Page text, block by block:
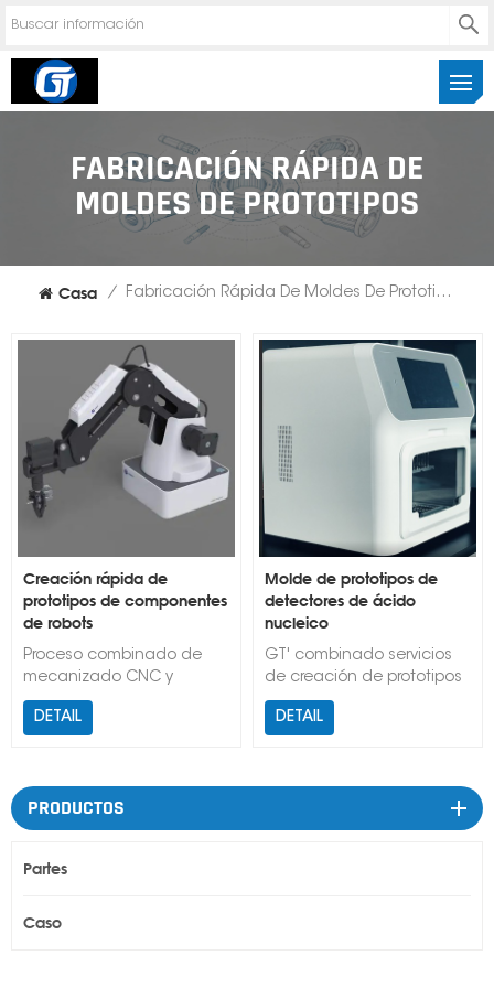
FABRICACIÓN RÁPIDA DE
MOLDES DE PROTOTIPOS
Casa / Fabricación Rápida De Moldes De Prototipos
Creación rápida de
prototipos de componentes
de robots
Proceso combinado de
mecanizado CNC y
moldeo por inyección de
GT para ayudar a los
robot
DETAIL
Molde de prototipos de
detectores de ácido
nucleico
GT' combinado servicios
de creación de prototipos
de moldeo por inyección y
la solución de producción
el 20% del costo de
biología de Waqu.
DETAIL
PRODUCTOS
Partes
Caso